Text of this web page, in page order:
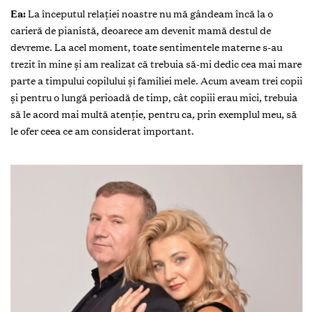
Ea:La începutul relației noastre nu mă gândeam încă la o
carieră de pianistă, deoarece am devenit mamă destul de
devreme. La acel moment, toate sentimentele materne s-au
trezit în mine și am realizat că trebuia să-mi dedic cea mai mare
parte a timpului copilului și familiei mele. Acum aveam trei copii
și pentru o lungă perioadă de timp, cât copiii erau mici, trebuia
să le acord mai multă atenție, pentru ca, prin exemplul meu, să
le ofer ceea ce am considerat important.